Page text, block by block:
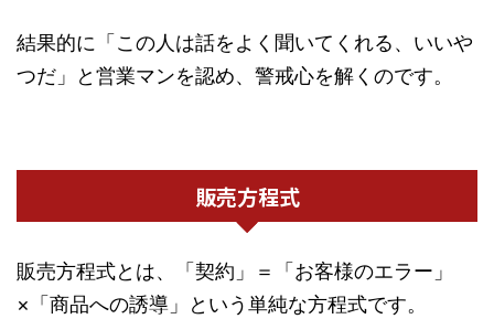
結果的に「この人は話をよく聞いてくれる、いいや
つだ」と営業マンを認め、警戒心を解くのです。
販売方程式
販売方程式とは、「契約」＝「お客様のエラー」
×「商品への誘導」という単純な方程式です。